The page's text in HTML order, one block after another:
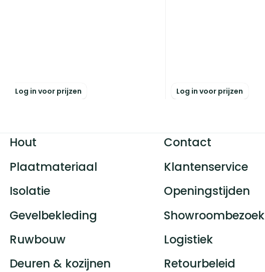
Log in voor prijzen Log in voor prijzen
Hout
Plaatmateriaal
Isolatie
Gevelbekleding
Ruwbouw
Deuren & kozijnen
Contact
Klantenservice
Openingstijden
Showroombezoek
Logistiek
Retourbeleid